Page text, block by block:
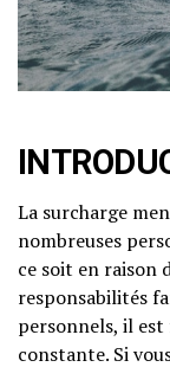
La surcharge
nombreuses
ce soit en raison
responsabilités
personnels, il
constante. Si